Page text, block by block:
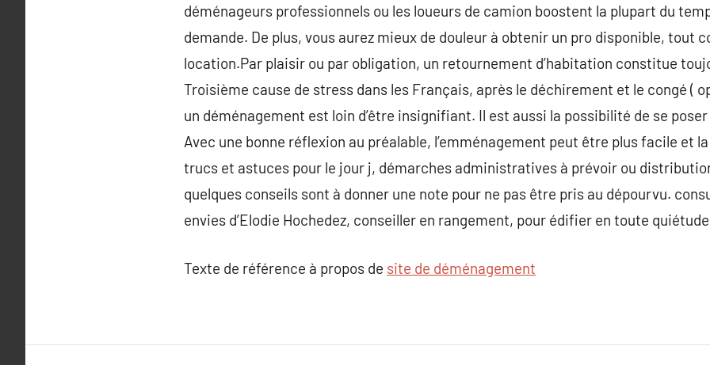
déménageurs professionnels ou les loueurs de camion boostent la plupart du
demande. De plus, vous aurez mieux de douleur à obtenir un pro disponible, tout
location.Par plaisir ou par obligation, un retournement d’habitation constitue
Troisième cause de stress dans les Français, après le déchirement et le congé (
un déménagement est loin d’être insignifiant. Il est aussi la possibilité de se poser
Avec une bonne réflexion au préalable, l’emménagement peut être plus facile et
trucs et astuces pour le jour j, démarches administratives à prévoir ou
quelques conseils sont à donner une note pour ne pas être pris au dépourvu.
envies d’Elodie Hochedez, conseiller en rangement, pour édifier en toute
Texte de référence à propos de site de déménagement